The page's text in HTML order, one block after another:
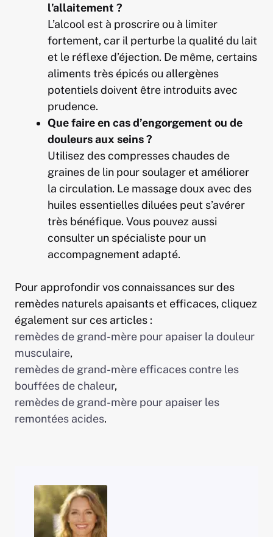
l’allaitement ?
L’alcool est à proscrire ou à limiter
fortement, car il perturbe la qualité du lait
et le réflexe d’éjection. De même, certains
aliments très épicés ou allergènes
potentiels doivent être introduits avec
prudence.
Que faire en cas d’engorgement ou de
douleurs aux seins ?
Utilisez des compresses chaudes de
graines de lin pour soulager et améliorer
la circulation. Le massage doux avec des
huiles essentielles diluées peut s’avérer
très bénéfique. Vous pouvez aussi
consulter un spécialiste pour un
accompagnement adapté.
Pour approfondir vos connaissances sur des
remèdes naturels apaisants et efficaces, cliquez
également sur ces articles :
remèdes de grand-mère pour apaiser la douleur
musculaire,
remèdes de grand-mère efficaces contre les
bouffées de chaleur,
remèdes de grand-mère pour apaiser les
remontées acides.